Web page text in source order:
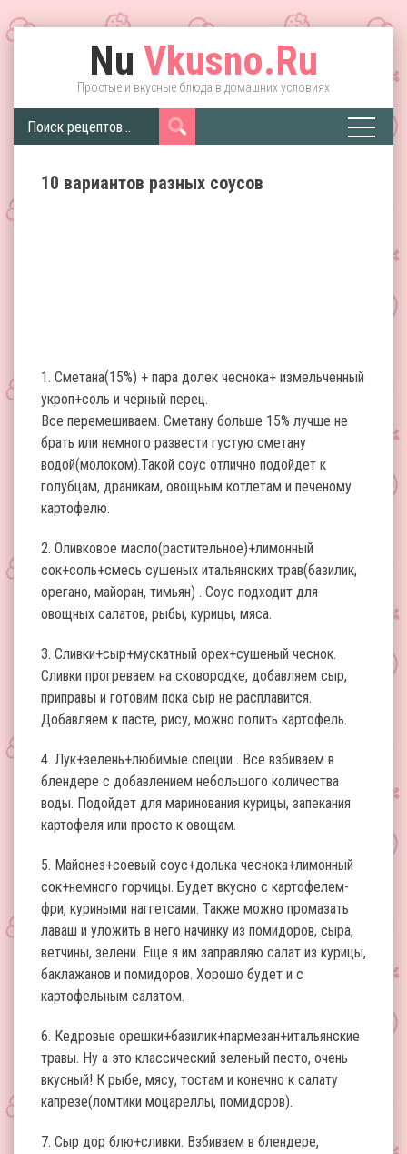
Nu Vkusno.Ru
Простые и вкусные блюда в домашних условиях
10 вариантов разных соусов
1. Сметана(15%) + пара долек чеснока+ измельченный
укроп+соль и черный перец.
Все перемешиваем. Сметану больше 15% лучше не
брать или немного развести густую сметану
водой(молоком).Такой соус отлично подойдет к
голубцам, драникам, овощным котлетам и печеному
картофелю.
2. Оливковое масло(растительное)+лимонный
сок+соль+смесь сушеных итальянских трав(базилик,
орегано, майоран, тимьян) . Соус подходит для
овощных салатов, рыбы, курицы, мяса.
3. Сливки+сыр+мускатный орех+сушеный чеснок.
Сливки прогреваем на сковородке, добавляем сыр,
приправы и готовим пока сыр не расплавится.
Добавляем к пасте, рису, можно полить картофель.
4. Лук+зелень+любимые специи . Все взбиваем в
блендере с добавлением небольшого количества
воды. Подойдет для маринования курицы, запекания
картофеля или просто к овощам.
5. Майонез+соевый соус+долька чеснока+лимонный
сок+немного горчицы. Будет вкусно с картофелем-
фри, куриными наггетсами. Также можно промазать
лаваш и уложить в него начинку из помидоров, сыра,
ветчины, зелени. Еще я им заправляю салат из курицы,
баклажанов и помидоров. Хорошо будет и с
картофельным салатом.
6. Кедровые орешки+базилик+пармезан+итальянские
травы. Ну а это классический зеленый песто, очень
вкусный! К рыбе, мясу, тостам и конечно к салату
капрезе(ломтики моцареллы, помидоров).
7. Сыр дор блю+сливки. Взбиваем в блендере,